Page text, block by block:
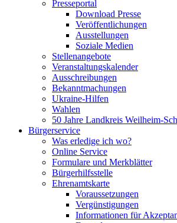
Presseportal
Download Presse
Veröffentlichungen
Ausstellungen
Soziale Medien
Stellenangebote
Veranstaltungskalender
Ausschreibungen
Bekanntmachungen
Ukraine-Hilfen
Wahlen
50 Jahre Landkreis Weilheim-
Bürgerservice
Was erledige ich wo?
Online Service
Formulare und Merkblätter
Bürgerhilfsstelle
Ehrenamtskarte
Voraussetzungen
Vergünstigungen
Informationen für